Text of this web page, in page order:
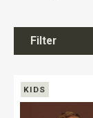
Filter
KIDS